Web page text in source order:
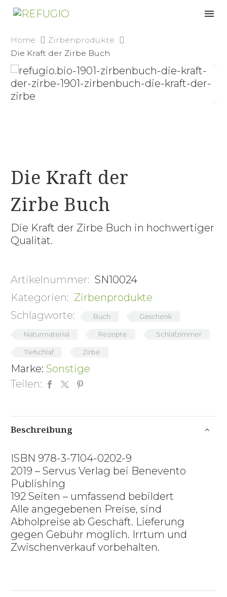
Home
Zirbenprodukte
Die Kraft der Zirbe Buch
Die Kraft der
Zirbe Buch
Die Kraft der Zirbe Buch in hochwertiger
Qualität.
Artikelnummer: SN10024
Kategorien: Zirbenprodukte
Schlagworte:
Buch Geschenk
Naturmaterial Rezepte Schlafzimmer
Tiefschlaf Zirbe
Marke: Sonstige
Teilen:
Beschreibung
ISBN 978-3-7104-0202-9
2019 – Servus Verlag bei Benevento
Publishing
192 Seiten – umfassend bebildert
Alle angegebenen Preise, sind
Abholpreise ab Geschäft. Lieferung
gegen Gebühr möglich. Irrtum und
Zwischenverkauf vorbehalten.